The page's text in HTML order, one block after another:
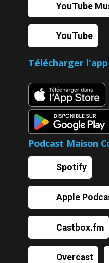
YouTube
YouTube
Télécharger
Podcast Maison
Spotify
Apple
Castbox.fm
Overcast